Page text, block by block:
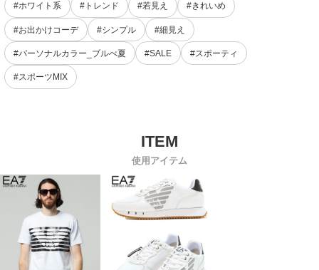
#ホワイト系 #トレンド #若見え #きれいめ
#お出かけコーデ #シンプル #細見え
#パーソナルカラー_ブルべ夏 #SALE #スポーティ
#スポーツMIX
使用アイテム